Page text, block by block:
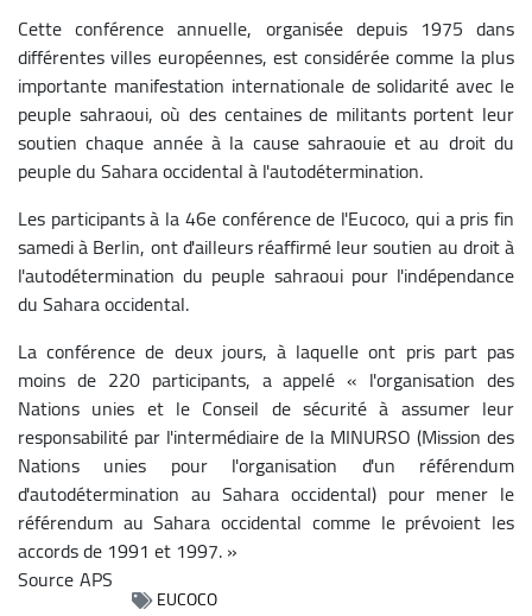
Cette conférence annuelle, organisée depuis 1975 dans
différentes villes européennes, est considérée comme la plus
importante manifestation internationale de solidarité avec le
peuple sahraoui, où des centaines de militants portent leur
soutien chaque année à la cause sahraouie et au droit du
peuple du Sahara occidental à l'autodétermination.
Les participants à la 46e conférence de l'Eucoco, qui a pris fin
samedi à Berlin, ont d'ailleurs réaffirmé leur soutien au droit à
l'autodétermination du peuple sahraoui pour l'indépendance
du Sahara occidental.
La conférence de deux jours, à laquelle ont pris part pas
moins de 220 participants, a appelé « l'organisation des
Nations unies et le Conseil de sécurité à assumer leur
responsabilité par l'intermédiaire de la MINURSO (Mission des
Nations unies pour l'organisation d'un référendum
d'autodétermination au Sahara occidental) pour mener le
référendum au Sahara occidental comme le prévoient les
accords de 1991 et 1997. »
SourceAPS
EUCOCO